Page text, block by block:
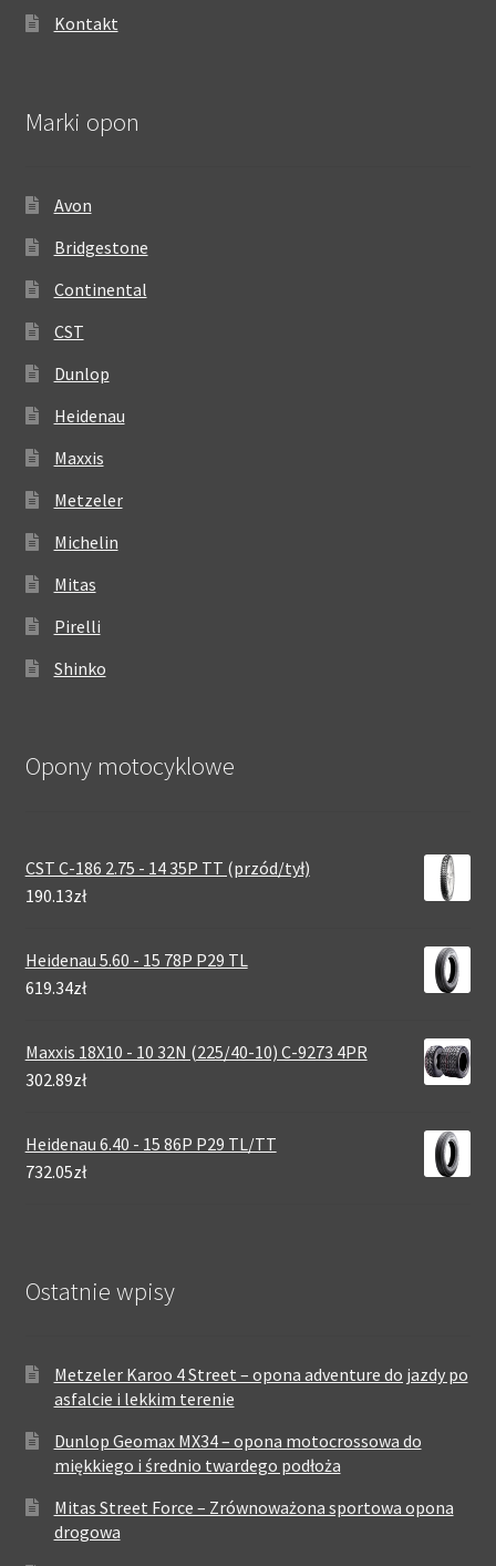
Kontakt
Marki opon
Avon
Bridgestone
Continental
CST
Dunlop
Heidenau
Maxxis
Metzeler
Michelin
Mitas
Pirelli
Shinko
Opony motocyklowe
CST C-186 2.75 - 14 35P TT (przód/tył)
190.13zł
Heidenau 5.60 - 15 78P P29 TL
619.34zł
Maxxis 18X10 - 10 32N (225/40-10) C-9273 4PR
302.89zł
Heidenau 6.40 - 15 86P P29 TL/TT
732.05zł
Ostatnie wpisy
Metzeler Karoo 4 Street – opona adventure do jazdy po
asfalcie i lekkim terenie
Dunlop Geomax MX34 – opona motocrossowa do
miękkiego i średnio twardego podłoża
Mitas Street Force – Zrównoważona sportowa opona
drogowa